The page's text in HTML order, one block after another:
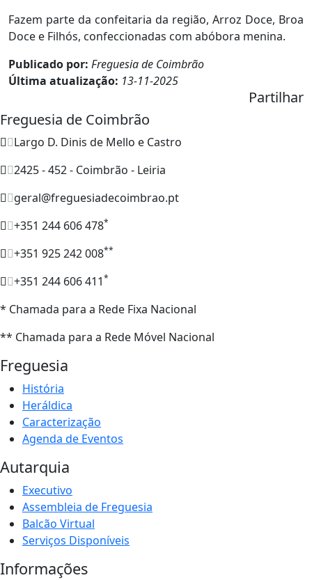
Fazem parte da confeitaria da região, Arroz Doce, Broa
Doce e Filhós, confeccionadas com abóbora menina.
Publicado por: Freguesia de Coimbrão
Última atualização: 13-11-2025
Partilhar
Freguesia de Coimbrão
Largo D. Dinis de Mello e Castro
2425 - 452 - Coimbrão - Leiria
geral@freguesiadecoimbrao.pt
+351 244 606 478*
+351 925 242 008**
+351 244 606 411*
* Chamada para a Rede Fixa Nacional
** Chamada para a Rede Móvel Nacional
Freguesia
História
Heráldica
Caracterização
Agenda de Eventos
Autarquia
Executivo
Assembleia de Freguesia
Balcão Virtual
Serviços Disponíveis
Informações